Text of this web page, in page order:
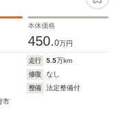
ラ ブライン
トモニター
本体価格
450.0万円
走行 5.5万km
修復
なし
整備
法定整備付
市